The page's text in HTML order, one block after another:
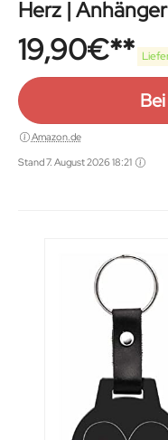
Herz |
19,90€
Amazon.de
Stand 7. August 2026 18:21